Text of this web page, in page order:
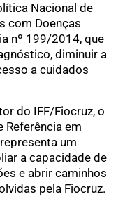
Nacional de
com Doenças
nº 199/2014, que
diminuir a
a cuidados
do IFF/Fiocruz, o
em
um
a capacidade de
e abrir caminhos
pela Fiocruz.